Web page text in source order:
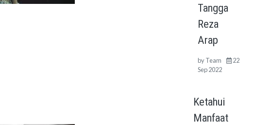
Tangga
Reza
Arap
byTeam
22
Sep 2022
Ketahui
Manfaat